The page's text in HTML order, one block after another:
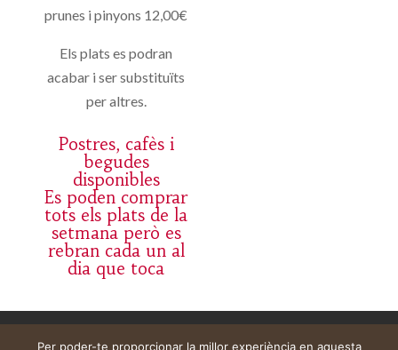
prunes i pinyons 12,00€
Els plats es podran
acabar i ser substituïts
per altres.
Postres, cafès i
begudes
disponibles
Es poden comprar
tots els plats de la
setmana però es
rebran cada un al
dia que toca
Per poder-te proporcionar la millor experiència en aquesta